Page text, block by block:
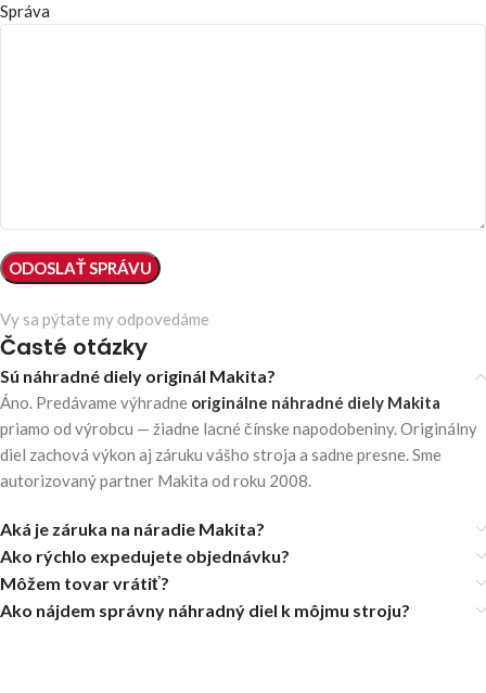
Vy sa pýtate my odpovedáme
Časté otázky
Sú náhradné diely originál Makita?
Áno. Predávame výhradne originálne náhradné diely Makita
priamo od výrobcu — žiadne lacné čínske napodobeniny. Originálny
diel zachová výkon aj záruku vášho stroja a sadne presne. Sme
autorizovaný partner Makita od roku 2008.
Aká je záruka na náradie Makita?
Ako rýchlo expedujete objednávku?
Môžem tovar vrátiť?
Ako nájdem správny náhradný diel k môjmu stroju?
Správa